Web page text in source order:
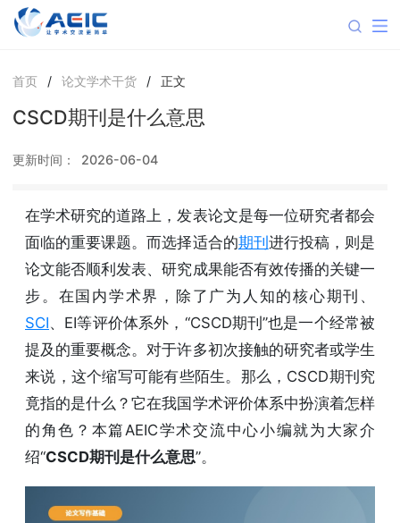
首页 / 论文学术干货 / 正文
CSCD期刊是什么意思
更新时间： 2026-06-04
在学术研究的道路上，发表论文是每一位研究者都会
面临的重要课题。而选择适合的期刊进行投稿，则是
论文能否顺利发表、研究成果能否有效传播的关键一
步。在国内学术界，除了广为人知的核心期刊、
SCI、EI等评价体系外，“CSCD期刊”也是一个经常被
提及的重要概念。对于许多初次接触的研究者或学生
来说，这个缩写可能有些陌生。那么，CSCD期刊究
竟指的是什么？它在我国学术评价体系中扮演着怎样
的角色？本篇AEIC学术交流中心小编就为大家介
绍“CSCD期刊是什么意思”。